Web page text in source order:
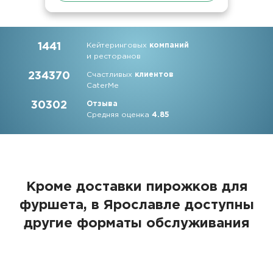
1441 Кейтеринговых компаний
и ресторанов
234370 Счастливых клиентов
CaterMe
30302
Отзыва
Средняя оценка4.85
Кроме доставки пирожков для
фуршета, в Ярославле доступны
другие форматы обслуживания